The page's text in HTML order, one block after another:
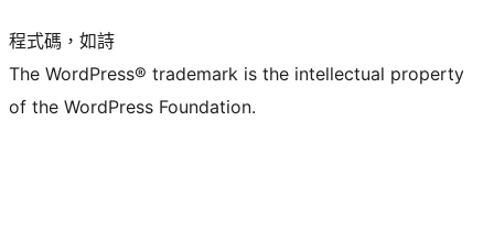
程式碼，如詩
The WordPress® trademark is the intellectual property
of the WordPress Foundation.